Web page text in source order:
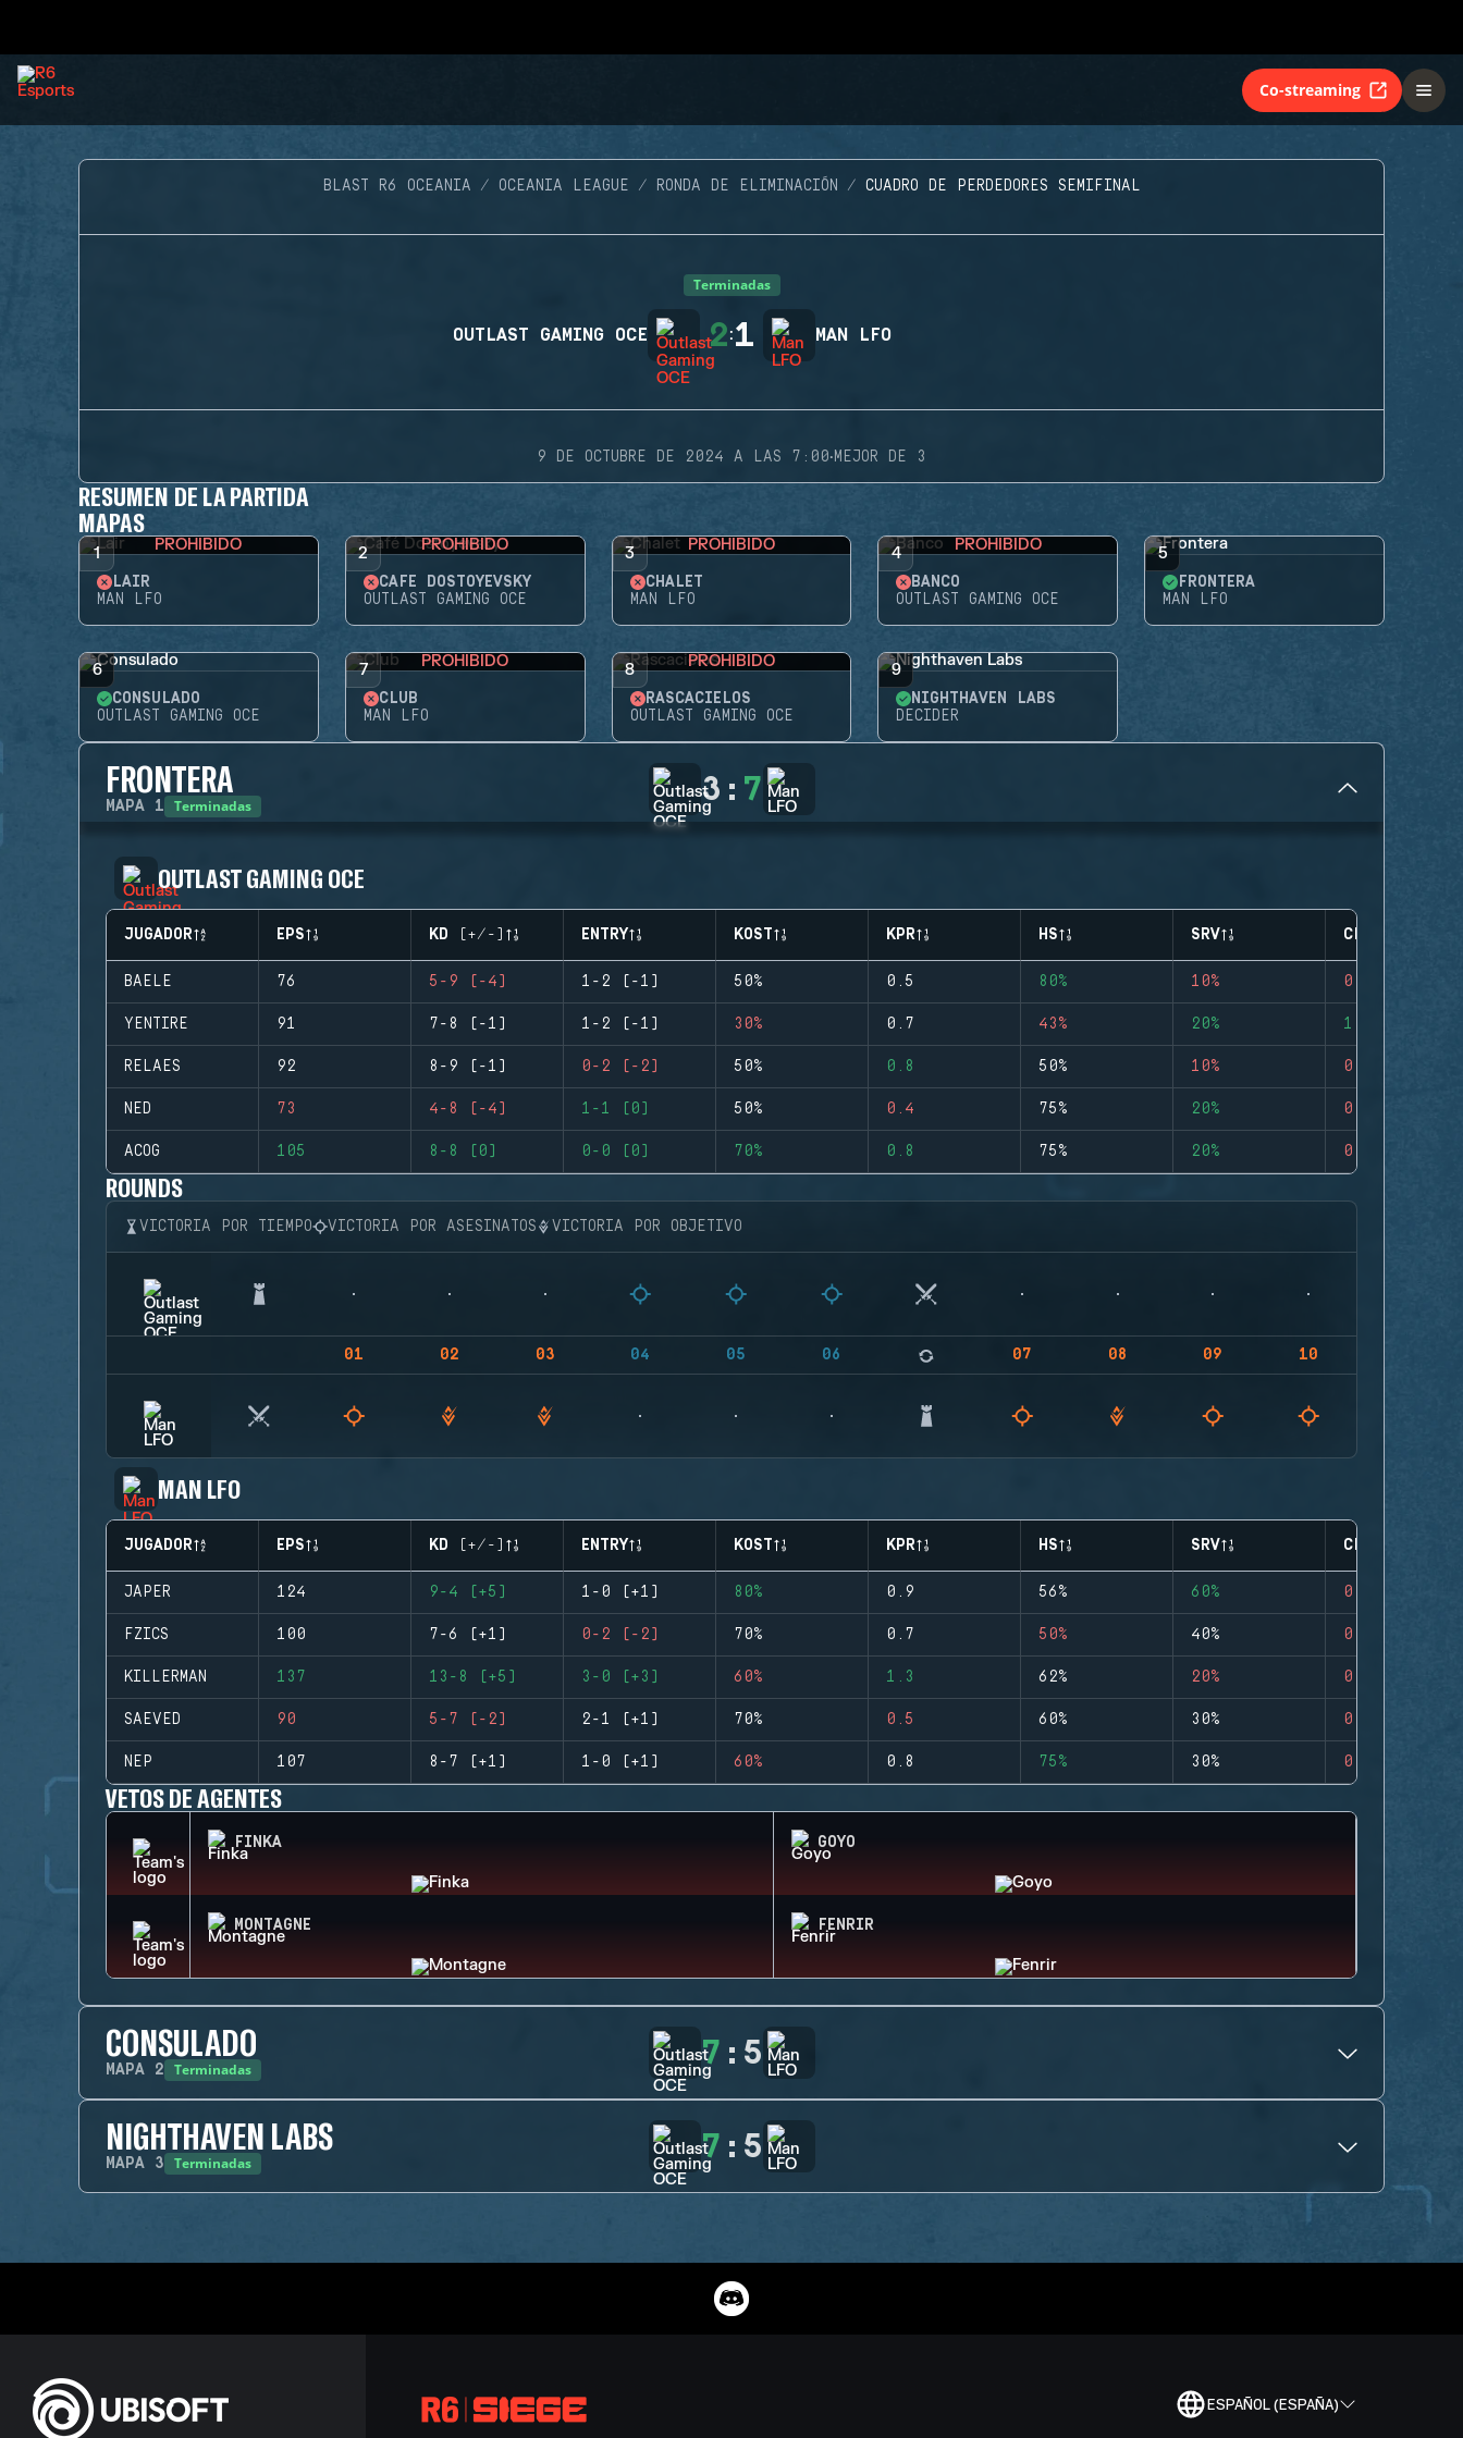
Co-streaming
BLAST R6 OCEANIA OCEANIA LEAGUE RONDA DE ELIMINACIÓN CUADRO DE PERDEDORES SEMIFINAL
Terminadas
OUTLAST GAMING OCE 2:1 MAN LFO
9 DE OCTUBRE DE 2024 A LAS 7:00·MEJOR DE 3
RESUMEN DE LA PARTIDA
MAPAS
1 PROHIBIDO
LAIR
MAN LFO
2 PROHIBIDO
CAFÉ DOSTOYEVSKY
OUTLAST GAMING OCE
3 PROHIBIDO
CHALET
MAN LFO
4 PROHIBIDO
BANCO
OUTLAST GAMING OCE
5
FRONTERA
MAN LFO
6
CONSULADO
OUTLAST GAMING OCE
7 PROHIBIDO
CLUB
MAN LFO
8 PROHIBIDO
RASCACIELOS
OUTLAST GAMING OCE
9
NIGHTHAVEN LABS
DECIDER
FRONTERA
MAPA 1 Terminadas 3 : 7
OUTLAST GAMING OCE
JUGADOR EPS KD (+/-) ENTRY KOST KPR HS SRV CLUTCHES
BAELE 76 5-9 (-4) 1-2 (-1) 50% 0.5 80% 10% 0
YENTIRE 91 7-8 (-1) 1-2 (-1) 30% 0.7 43% 20% 1
RELAES 92 8-9 (-1) 0-2 (-2) 50% 0.8 50% 10% 0
NED 73 4-8 (-4) 1-1 (0) 50% 0.4 75% 20% 0
ACOG 105 8-8 (0) 0-0 (0) 70% 0.8 75% 20% 0
ROUNDS
VICTORIA POR TIEMPO VICTORIA POR ASESINATOS VICTORIA POR OBJETIVO
01 02 03 04 05 06 07 08 09 10
MAN LFO
JUGADOR EPS KD (+/-) ENTRY KOST KPR HS SRV CLUTCHES
JAPER 124 9-4 (+5) 1-0 (+1) 80% 0.9 56% 60% 0
FZICS 100 7-6 (+1) 0-2 (-2) 70% 0.7 50% 40% 0
KILLERMAN 137 13-8 (+5) 3-0 (+3) 60% 1.3 62% 20% 0
SAEVED 90 5-7 (-2) 2-1 (+1) 70% 0.5 60% 30% 0
NEP 107 8-7 (+1) 1-0 (+1) 60% 0.8 75% 30% 0
VETOS DE AGENTES
FINKA GOYO
MONTAGNE FENRIR
CONSULADO
MAPA 2 Terminadas 7 : 5
NIGHTHAVEN LABS
MAPA 3 Terminadas 7 : 5
ESPAÑOL (ESPAÑA)